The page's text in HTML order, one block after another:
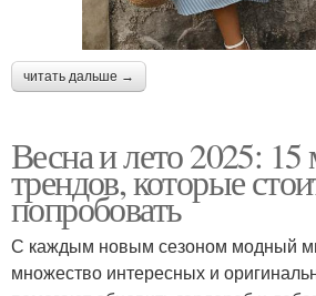
читать дальше →
Весна и лето 2025:
трендов, которые
попробовать
С каждым новым сезоном модный
множество интересных и